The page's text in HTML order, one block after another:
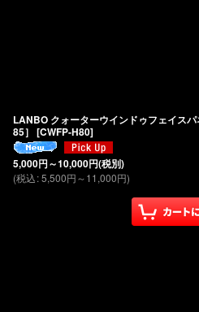
LANBO クォーターウインドゥフェイス
85］ [CWFP-H80]
5,000円～10,000円(税別)
(税込:5,500円～11,000円)